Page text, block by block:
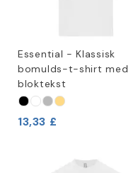
Essential - Klassisk
bomulds-t-shirt med
bloktekst
13,33 £